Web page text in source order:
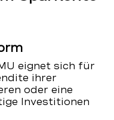
eignet sich für
ihrer
oder eine
Investitionen